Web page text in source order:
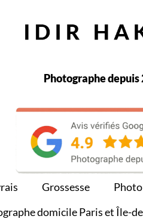
Photographe depuis
Grossesse
domicile Paris et Île-